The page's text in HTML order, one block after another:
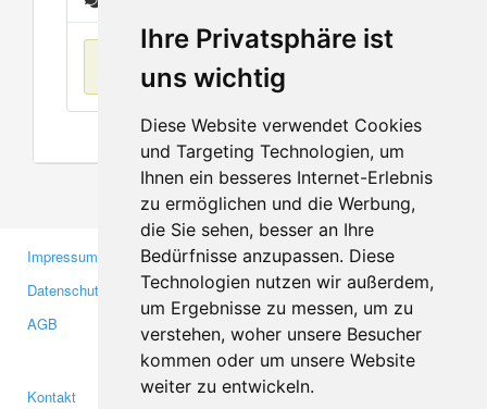
Ihre Privatsphäre ist
uns wichtig
Diese Website verwendet Cookies
und Targeting Technologien, um
Ihnen ein besseres Internet-Erlebnis
zu ermöglichen und die Werbung,
die Sie sehen, besser an Ihre
Bedürfnisse anzupassen. Diese
Technologien nutzen wir außerdem,
um Ergebnisse zu messen, um zu
verstehen, woher unsere Besucher
kommen oder um unsere Website
weiter zu entwickeln.
Keine Einträge
Impressum
Datenschutzerklärung
AGB
Gewerbetreibende
Investoren
Medien
Kontakt
Facebook